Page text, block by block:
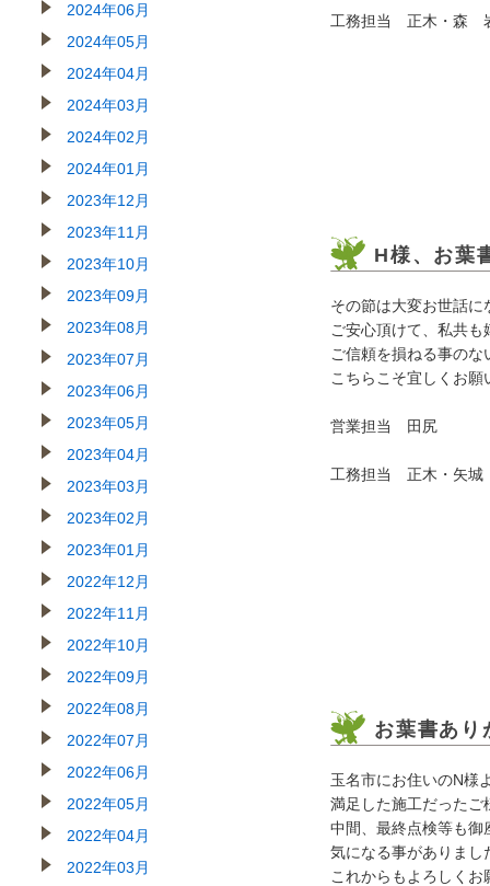
2024年06月
2024年05月
2024年04月
2024年03月
2024年02月
2024年01月
2023年12月
2023年11月
2023年10月
2023年09月
2023年08月
2023年07月
2023年06月
2023年05月
2023年04月
2023年03月
2023年02月
2023年01月
2022年12月
2022年11月
2022年10月
2022年09月
2022年08月
2022年07月
2022年06月
2022年05月
2022年04月
2022年03月
工務担当 正木・森
H様、お葉
その節は大変お世話
ご安心頂けて、私共も
ご信頼を損ねる事の
こちらこそ宜しくお願
営業担当 田尻
工務担当 正木・矢城
お葉書あり
玉名市にお住いのN様
満足した施工だったご
中間、最終点検等も御
気になる事がありまし
これからもよろしくお